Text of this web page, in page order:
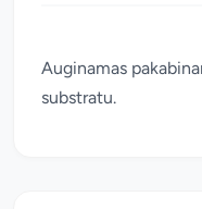
Auginamas
substratu.